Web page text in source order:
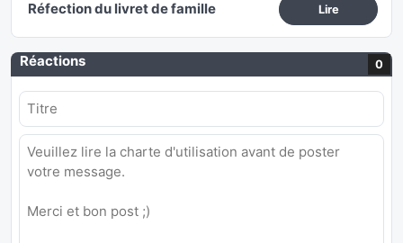
Réfection du livret de famille Lire
Réactions 0